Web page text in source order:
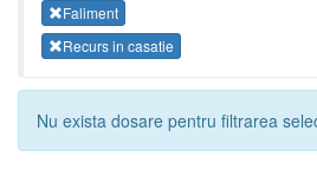
Faliment
Recurs in casatie
Nu exista dosare pentru filtrarea